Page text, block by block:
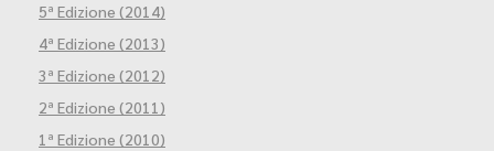
5ª Edizione (2014)
4ª Edizione (2013)
3ª Edizione (2012)
2ª Edizione (2011)
1ª Edizione (2010)